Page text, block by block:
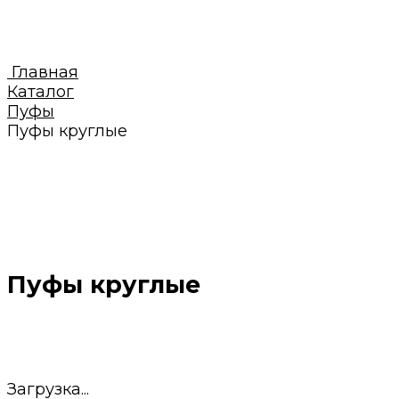
Главная
Каталог
Пуфы
Пуфы круглые
Пуфы круглые
Загрузка...